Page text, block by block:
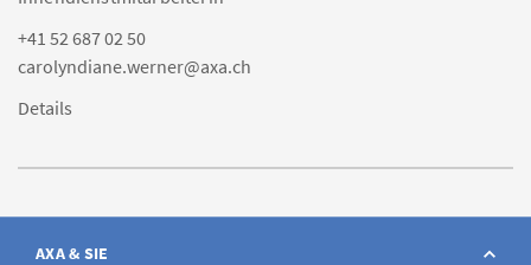
+41 52 687 02 50
carolyndiane.werner@axa.ch
Details
AXA & SIE